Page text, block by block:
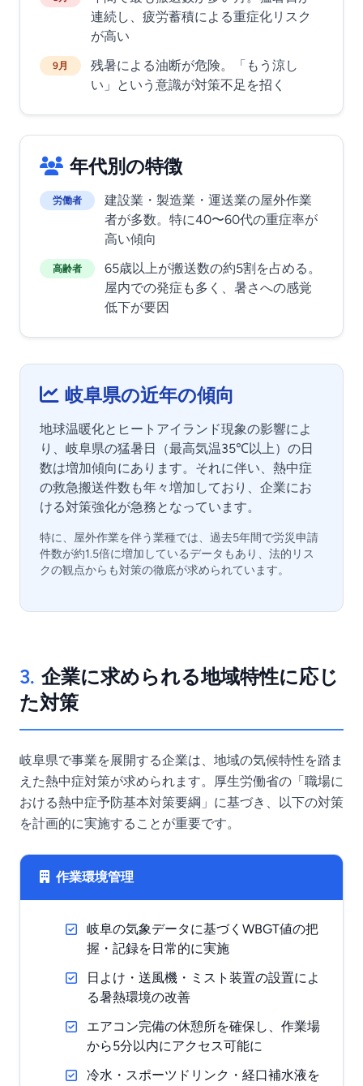
連続し、疲労蓄積による重症化リスク
が高い
9月
残暑による油断が危険。「もう涼し
い」という意識が対策不足を招く
年代別の特徴
労働者
建設業・製造業・運送業の屋外作業
者が多数。特に40〜60代の重症率が
高い傾向
高齢者
65歳以上が搬送数の約5割を占める。
屋内での発症も多く、暑さへの感覚
低下が要因
岐阜県の近年の傾向
地球温暖化とヒートアイランド現象の影響によ
り、岐阜県の猛暑日（最高気温35℃以上）の日
数は増加傾向にあります。それに伴い、熱中症
の救急搬送件数も年々増加しており、企業にお
ける対策強化が急務となっています。
特に、屋外作業を伴う業種では、過去5年間で労災申請
件数が約1.5倍に増加しているデータもあり、法的リス
クの観点からも対策の徹底が求められています。
3. 企業に求められる地域特性に応じ
た対策
岐阜県で事業を展開する企業は、地域の気候特性を踏ま
えた熱中症対策が求められます。厚生労働省の「職場に
おける熱中症予防基本対策要綱」に基づき、以下の対策
を計画的に実施することが重要です。
作業環境管理
岐阜の気象データに基づくWBGT値の把
握・記録を日常的に実施
日よけ・送風機・ミスト装置の設置によ
る暑熱環境の改善
エアコン完備の休憩所を確保し、作業場
から5分以内にアクセス可能に
冷水・スポーツドリンク・経口補水液を